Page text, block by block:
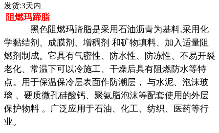
发货:3天内
阻燃玛蹄脂
黑色阻燃玛蹄脂是采用石油沥青为基料,采用化
学黏结剂、成膜剂、增稠剂 和矿物填料、加入适量阻
燃剂制成。它具有气密性、防水性、防冻性、不易开裂
老化、常温下可以冷施工、干燥后具有阻燃防水等特
点。用于保温保冷层表面作防潮层， 与水泥、泡沫玻
璃 、硬质微孔硅酸钙、聚氨脂泡沫等配套使用的外层
保护物料 。广泛应用于石油、化工、纺织、医药等行
业。